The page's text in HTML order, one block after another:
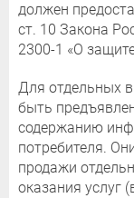
должен
ст. 10 Закона
2300-1 «О
Для отдельных
быть
содержанию
потребителя.
продажи
оказания услуг